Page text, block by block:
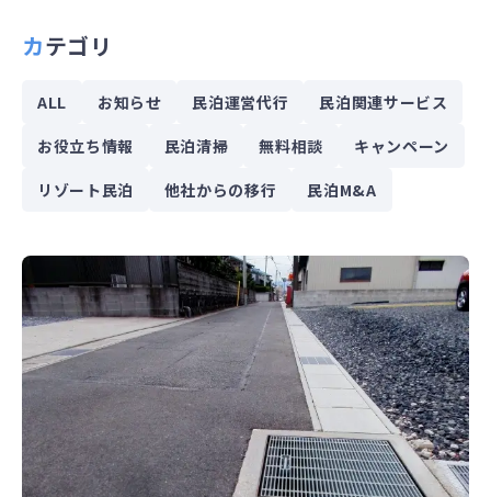
カテゴリ
ALL お知らせ 民泊運営代行
民泊関連サービス
お役立ち情報
民泊清掃 無料相談
キャンペーン
リゾート民泊
他社からの移行 民泊M&A